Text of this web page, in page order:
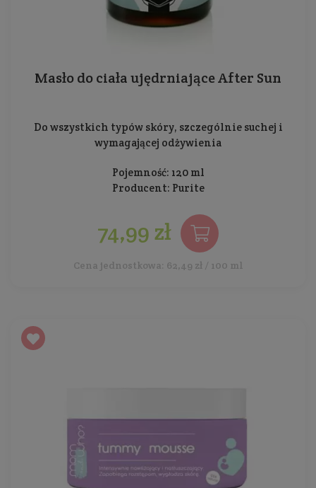
Masło do ciała ujędrniające After Sun
Do wszystkich typów skóry, szczególnie suchej i
wymagającej odżywienia
Pojemność: 120 ml
Producent: Purite
74,99 zł
Cena jednostkowa: 62,49 zł / 100 ml